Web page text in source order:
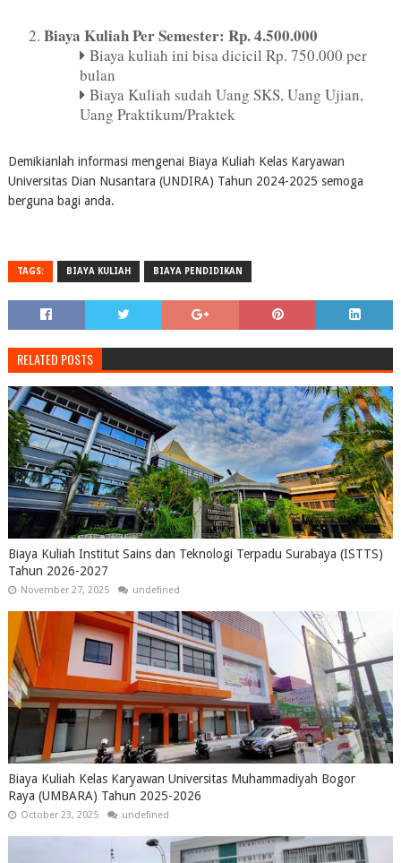
Biaya Kuliah Per Semester: Rp. 4.500.000
Biaya kuliah ini bisa dicicil Rp. 750.000 per
bulan
Biaya Kuliah sudah Uang SKS, Uang Ujian,
Uang Praktikum/Praktek
Demikianlah informasi mengenai Biaya Kuliah Kelas Karyawan
Universitas Dian Nusantara (UNDIRA) Tahun 2024-2025 semoga
berguna bagi anda.
TAGS: BIAYA KULIAH BIAYA PENDIDIKAN
RELATED POSTS
Biaya Kuliah Institut Sains dan Teknologi Terpadu Surabaya (ISTTS)
Tahun 2026-2027
November 27, 2025 undefined
Biaya Kuliah Kelas Karyawan Universitas Muhammadiyah Bogor
Raya (UMBARA) Tahun 2025-2026
October 23, 2025 undefined